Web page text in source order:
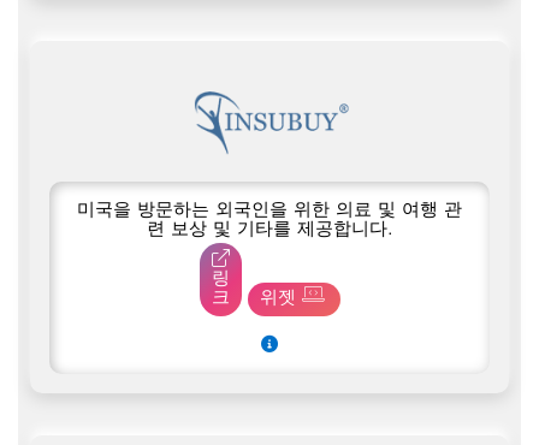
미국을 방문하는 외국인을 위한 의료 및 여행 관
련 보상 및 기타를 제공합니다.
링
크
위젯